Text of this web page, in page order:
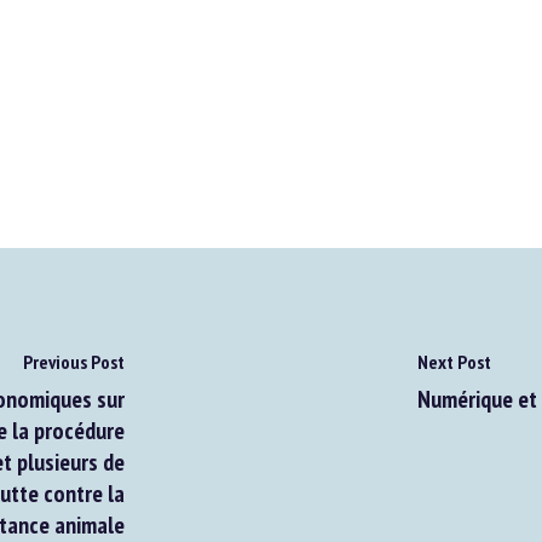
Previous Post
sur
procédure
plusieurs de
contre la
animale
Next Post
Numérique et